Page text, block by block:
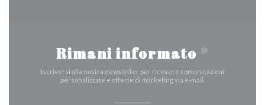
Rimani informato *
Iscriversi alla nostra newsletter per ricevere comunicazioni
personalizzate e offerte di marketing via e-mail.